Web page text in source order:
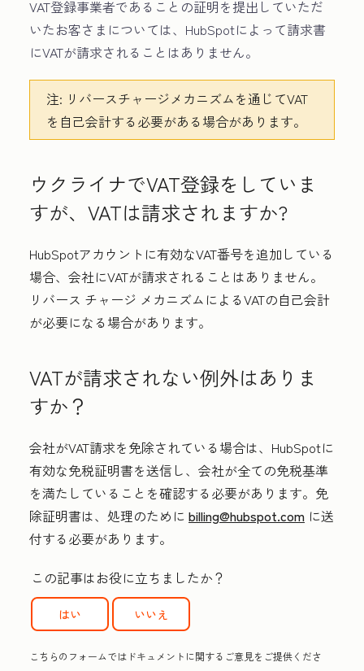
VAT登録事業者であることの証明を提出していただ
いたお客さまについては、HubSpotによって請求書
にVATが請求されることはありません。
注: リバースチャージメカニズムを通じてVAT
を自己会計する必要がある場合があります。
ウクライナでVAT登録をしていま
すが、VATは請求されますか?
HubSpotアカウントに有効なVAT番号を追加している
場合、会社にVATが請求されることはありません。
リバース チャージ メカニズムによるVATの自己会計
が必要になる場合があります。
VATが請求されない例外はありま
すか？
会社がVAT請求を免除されている場合は、HubSpotに
有効な免税証明書を送信し、会社が全ての免税基準
を満たしていることを確認する必要があります。免
除証明書は、処理のために billing@hubspot.com に送
付する必要があります。
この記事はお役に立ちましたか？
はい いいえ
こちらのフォームではドキュメントに関するご意見をご提供くださ